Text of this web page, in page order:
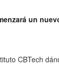
un
CBTech